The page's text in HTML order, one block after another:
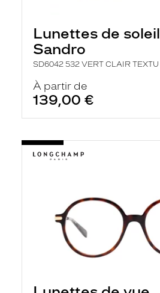
Lunettes de soleil
Sandro
SD6042 532 VERT CLAIR TEXTU
À partir de
139,00 €